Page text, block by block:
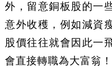
外，留意銅板股的一
意外收穫，例如減資
股價往往就會因此一
會直接轉職為大富翁！